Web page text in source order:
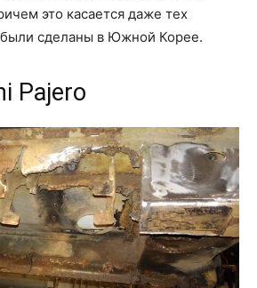
это касается даже тех
сделаны в Южной Корее.
Pajero